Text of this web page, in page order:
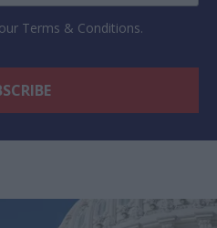
Terms & Conditions.